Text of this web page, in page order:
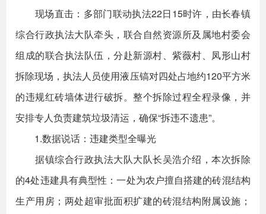
​​现场直击：多部门联动执法22日15时许，由长春镇
综合行政执法大队牵头，联合自然资源所及属地村委会
组成的联合执法队伍，分赴新源村、紫薇村、凤形山村
拆除现场，执法人员使用液压镐对四处占地约120平方米
的违规红砖墙体进行破拆。整个拆除过程全程录像，并
安排专人负责建筑垃圾清运，确保“拆违不遗患”。
1.数据说话：违建类型全曝光​​
据镇综合行政执法大队大队长吴浩介绍，本次拆除
的4处违建具有典型性：一处为农户擅自搭建的砖混结构
生产用房；两处超审批面积扩建的砖混结构附属设施；